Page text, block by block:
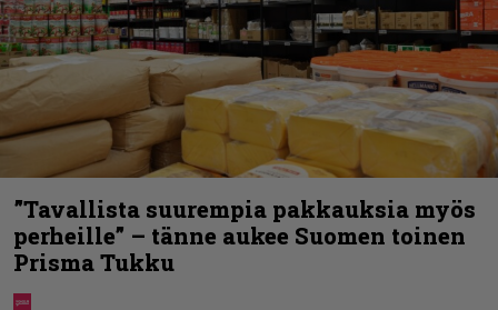
”Tavallista suurempia pakkauksia myös
perheille” – tänne aukee Suomen toinen
Prisma Tukku